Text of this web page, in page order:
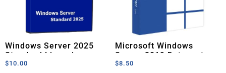
Windows Server 2025
Standard Licencia
Permanente
$10.00
Microsoft Windows
Server 2019 Datacenter
Licencia Original
$8.50